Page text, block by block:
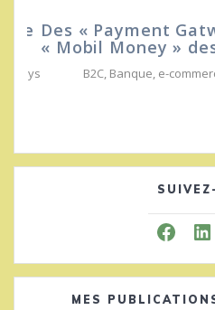
Des « Payment
« Mobil Money »
B2C,Banque,e-commerce
Facebook
MES